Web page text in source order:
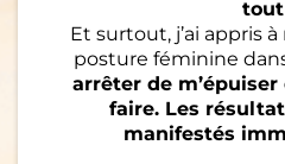
Et surtout, j’ai appris
posture féminine
arrêter de
faire. Les
manifestés